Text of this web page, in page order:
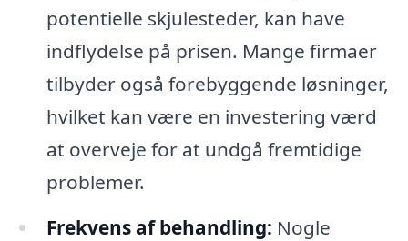
potentielle skjulesteder, kan have
indflydelse på prisen. Mange firmaer
tilbyder også forebyggende løsninger,
hvilket kan være en investering værd
at overveje for at undgå fremtidige
problemer.
Frekvens af behandling: Nogle